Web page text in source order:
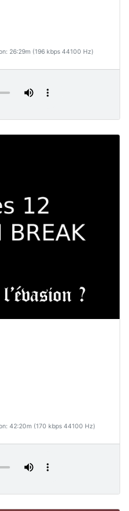
26:29m (196 kbps 44100 Hz)
42:20m (170 kbps 44100 Hz)